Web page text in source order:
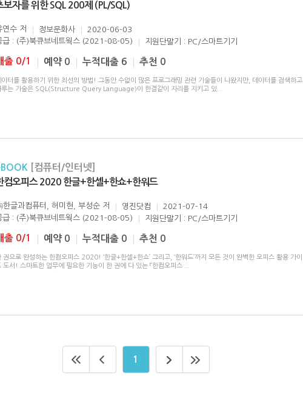
보자를 위한 SQL 200제 (PL/SQL)
연수 저 정보문화사
2020-06-03
급 : (주)북큐브네트웍스 (2021-08-05)
지원단말기 : PC/스마트기기
출 0/1 예약 0 누적대출 6 추천 0
이터를 활용하기 위한 최선의 방법! 그동안 수없이 많은 프로그래밍 관련 기술들이 나왔지만, 데이터를 검색하고
루는 기술은 SQL(Structure Query Language)이 한결같이 자리를 지키고 있
[컴퓨터/인터넷]
컴오피스 2020 한글+한셀+한쇼+한워드
한글과컴퓨터, 허미현, 부성순 저 영진닷컴
2021-07-14
급 : (주)북큐브네트웍스 (2021-08-05)
지원단말기 : PC/스마트기기
출 0/1 예약 0 누적대출 0 추천 0
권으로 완성하는 한컴오피스 2020! ‘한글+한셀+한쇼’ 그리고, ‘한워드’까지 모든 것이 완벽한 오피스 활용 가이
도서! 스마트한 업무에 필요한 기능이 한 권에 다 있는 『한컴오피스
1